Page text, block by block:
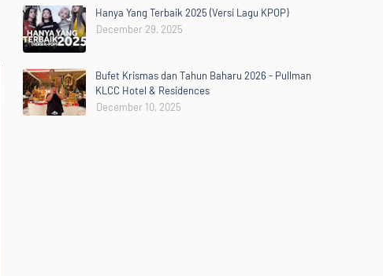
Hanya Yang Terbaik 2025 (Versi Lagu KPOP)
December 29, 2025
Bufet Krismas dan Tahun Baharu 2026 - Pullman
KLCC Hotel & Residences
December 10, 2025